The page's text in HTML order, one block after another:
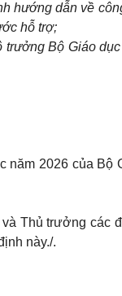
hướng dẫn về
hỗ trợ;
trưởng Bộ Giáo
năm 2026 của Bộ
Thủ trưởng các
này./.